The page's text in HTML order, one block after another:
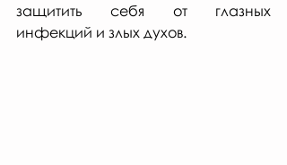
защитить себя от глазных
инфекций и злых духов.